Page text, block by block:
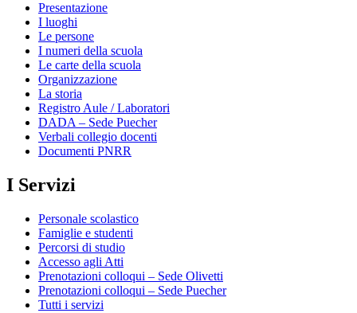
Presentazione
I luoghi
Le persone
I numeri della scuola
Le carte della scuola
Organizzazione
La storia
Registro Aule / Laboratori
DADA – Sede Puecher
Verbali collegio docenti
Documenti PNRR
I Servizi
Personale scolastico
Famiglie e studenti
Percorsi di studio
Accesso agli Atti
Prenotazioni colloqui – Sede Olivetti
Prenotazioni colloqui – Sede Puecher
Tutti i servizi